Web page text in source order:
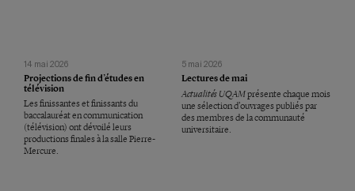
14 mai 2026
Projections de fin d’études en
télévision
Les finissantes et finissants du
baccalauréat en communication
(télévision) ont dévoilé leurs
productions finales à la salle Pierre-
Mercure.
5 mai 2026
Lectures de mai
Actualités UQAMprésente chaque mois
une sélection d’ouvrages publiés par
des membres de la communauté
universitaire.